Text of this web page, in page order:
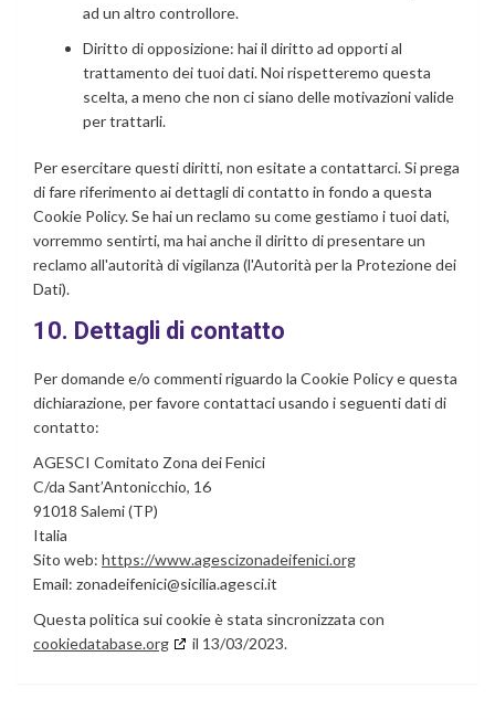
ad un altro controllore.
Diritto di opposizione: hai il diritto ad opporti al
trattamento dei tuoi dati. Noi rispetteremo questa
scelta, a meno che non ci siano delle motivazioni valide
per trattarli.
Per esercitare questi diritti, non esitate a contattarci. Si prega
di fare riferimento ai dettagli di contatto in fondo a questa
Cookie Policy. Se hai un reclamo su come gestiamo i tuoi dati,
vorremmo sentirti, ma hai anche il diritto di presentare un
reclamo all'autorità di vigilanza (l'Autorità per la Protezione dei
Dati).
10. Dettagli di contatto
Per domande e/o commenti riguardo la Cookie Policy e questa
dichiarazione, per favore contattaci usando i seguenti dati di
contatto:
AGESCI Comitato Zona dei Fenici
C/da Sant’Antonicchio, 16
91018 Salemi (TP)
Italia
Sito web: https://www.agescizonadeifenici.org
Email: zonadeifenici@sicilia.agesci.it
Questa politica sui cookie è stata sincronizzata con
cookiedatabase.org
il 13/03/2023.